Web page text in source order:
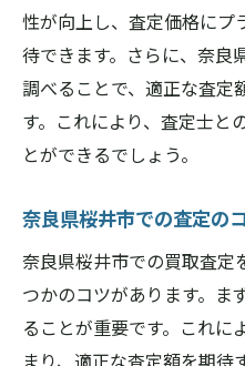
性が向上し、査定価格にプ
待できます。さらに、奈良
調べることで、適正な査定
す。これにより、査定士と
とができるでしょう。
奈良県桜井市での査定の
奈良県桜井市での買取査定
つかのコツがあります。ま
ることが重要です。これに
まり、適正な査定額を期待